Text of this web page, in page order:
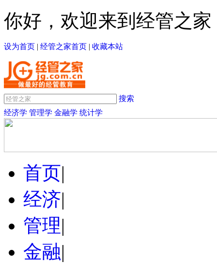
你好，欢迎来到经管之家
设为首页 | 经管之家首页 | 收藏本站
搜索
经济学 管理学 金融学 统计学
首页|
经济|
管理|
金融|